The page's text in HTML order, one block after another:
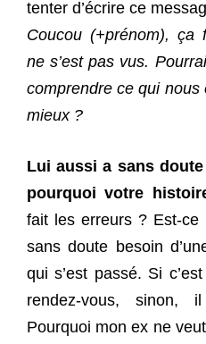
tenter d’écrire ce
Coucou (+prénom), ça
ne s’est pas vus.
comprendre ce qui
mieux ?
Lui aussi a sans
pourquoi votre
fait les erreurs ? Est-
sans doute besoin
qui s’est passé. Si
rendez-vous, sinon, il
Pourquoi mon ex ne